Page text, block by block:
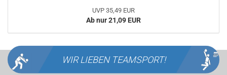
UVP 35,49 EUR
Ab nur 21,09 EUR
WIR LIEBEN TEAMSPORT!